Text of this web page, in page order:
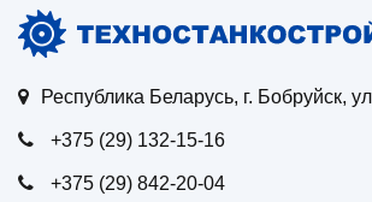
Республика Беларусь, г. Бобруйск,
+375 (29) 132-15-16
+375 (29) 842-20-04